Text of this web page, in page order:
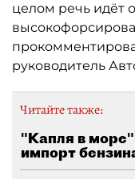
целом речь идёт
руководитель
Читайте также:
"Капля в
импорт